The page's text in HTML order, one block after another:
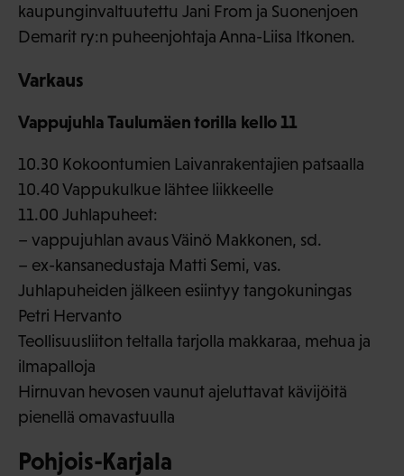
kaupunginvaltuutettu Jani From ja Suonenjoen
Demarit ry:n puheenjohtaja Anna-Liisa Itkonen.
Varkaus
Vappujuhla Taulumäen torilla kello 11
10.30 Kokoontumien Laivanrakentajien patsaalla
10.40 Vappukulkue lähtee liikkeelle
11.00 Juhlapuheet:
– vappujuhlan avaus Väinö Makkonen, sd.
– ex-kansanedustaja Matti Semi, vas.
Juhlapuheiden jälkeen esiintyy tangokuningas
Petri Hervanto
Teollisuusliiton teltalla tarjolla makkaraa, mehua ja
ilmapalloja
Hirnuvan hevosen vaunut ajeluttavat kävijöitä
pienellä omavastuulla
Pohjois-Karjala